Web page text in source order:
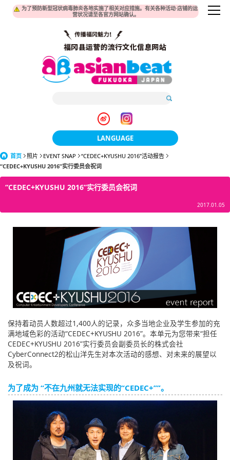
为了预防新型冠状病毒肺炎各地实施了相关对应措施。有关各种活动·店铺的运
营状况请至各官方网站确认。
LANGUAGE
日本語
한국어
English
ภาษาไทย
tiéng Viêt
Bahasa Indonesia
首页 照片 EVENT SNAP
“CEDEC+KYUSHU 2016”活动报告
“CEDEC+KYUSHU 2016”实行委员会祝词
“CEDEC+KYUSHU 2016”实行委员会祝词
2017.01.05
保持着动员人数超过1,400人的记录，众多当地企业及学生参加的充
满地域色彩的活动“CEDEC+KYUSHU 2016”。本单元为您带来“担任
CEDEC+KYUSHU 2016”实行委员会副委员长的株式会社
CyberConnect2的松山洋先生对本次活动的感想、对未来的展望以
及祝词。
为了成为 “不在九州就无法实现的“CEDEC+””。